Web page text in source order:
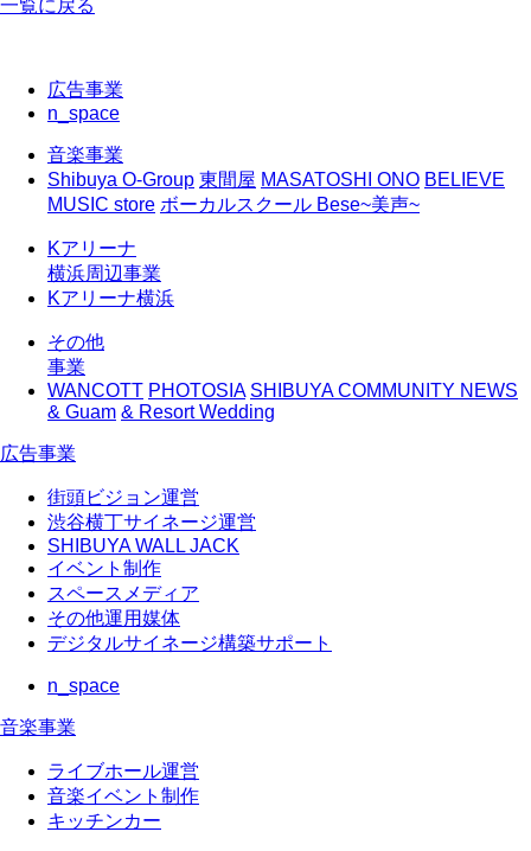
一覧に戻る
広告事業
n_space
音楽事業
Shibuya O-Group 東間屋 MASATOSHI ONO BELIEVE
MUSIC store ボーカルスクール Bese~美声~
Kアリーナ
横浜周辺事業
Kアリーナ横浜
その他
事業
WANCOTT PHOTOSIA SHIBUYA COMMUNITY NEWS
& Guam & Resort Wedding
広告事業
街頭ビジョン運営
渋谷横丁サイネージ運営
SHIBUYA WALL JACK
イベント制作
スペースメディア
その他運用媒体
デジタルサイネージ構築サポート
n_space
音楽事業
ライブホール運営
音楽イベント制作
キッチンカー